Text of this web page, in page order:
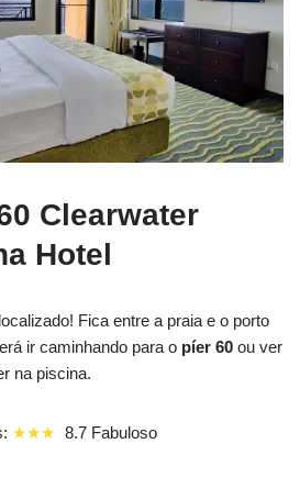
Clearwater
Hotel
Fica entre a praia e o porto
ir caminhando para o píer 60 ou ver
na piscina.
★★★ 8.7 Fabuloso